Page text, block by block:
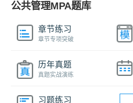
公共管理MPA题库
章节练习
章节专项突破
历年真题
真题实战演练
习题练习